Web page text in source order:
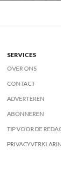
SERVICES
OVER ONS
CONTACT
ADVERTEREN
ABONNEREN
TIP VOOR DE